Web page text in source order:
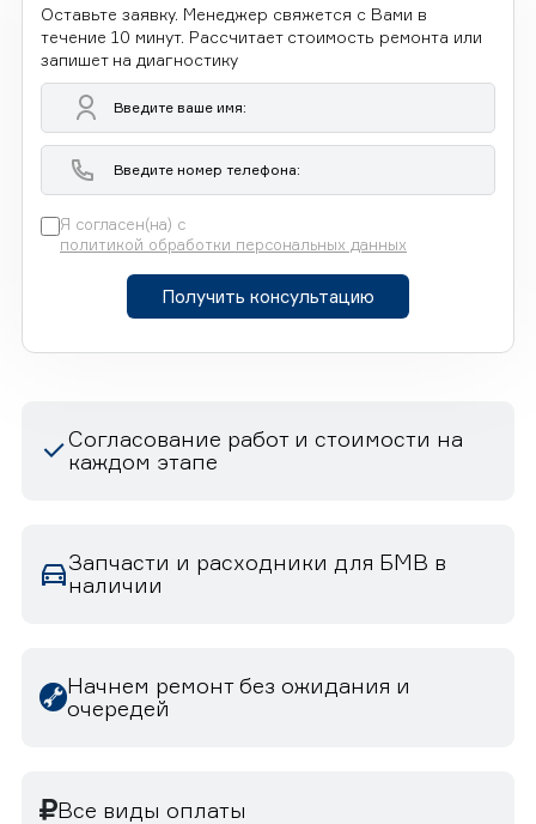
Оставьте заявку. Менеджер свяжется с Вами в
течение 10 минут. Рассчитает стоимость ремонта или
запишет на диагностику
Я согласен(на) с
политикой обработки персональных данных
Получить консультацию
Согласование работ и стоимости на
каждом этапе
Запчасти и расходники для БМВ в
наличии
Начнем ремонт без ожидания и
очередей
Все виды оплаты